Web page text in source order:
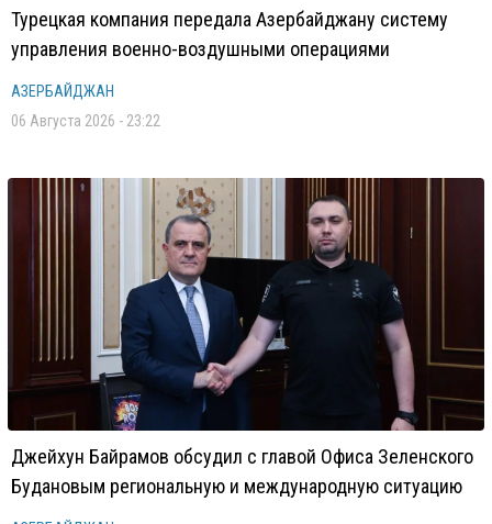
Турецкая компания передала Азербайджану систему
управления военно-воздушными операциями
АЗЕРБАЙДЖАН
06 Августа 2026 - 23:22
Джейхун Байрамов обсудил с главой Офиса Зеленского
Будановым региональную и международную ситуацию